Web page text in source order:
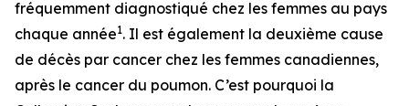
fréquemment diagnostiqué chez les femmes au pays
chaque année1. Il est également la deuxième cause
de décès par cancer chez les femmes canadiennes,
après le cancer du poumon. C’est pourquoi la